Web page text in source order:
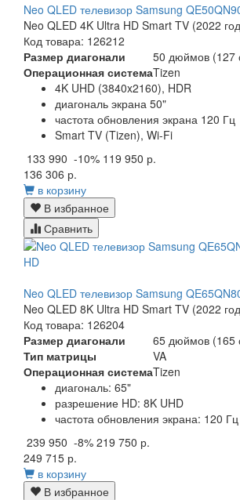
Neo QLED телевизор Samsung
Neo QLED 4K Ultra HD Smart TV (2022
Код товара: 126212
Размер диагонали
50 дюймов (127
Операционная системаTizen
4K UHD (3840x2160), HDR
диагональ экрана 50"
частота обновления экрана 120 Гц
Smart TV (Tizen), Wi-Fi
133 990 -10% 119 950 р.
136 306 р.
в корзину
В избранное
Сравнить
Neo QLED телевизор Samsung
Neo QLED 8K Ultra HD Smart TV (2022
Код товара: 126204
Размер диагонали
65 дюймов (165
Тип матрицы
VA
Операционная системаTizen
диагональ: 65"
разрешение HD: 8K UHD
частота обновления экрана: 120 Гц
239 950 -8% 219 750 р.
249 715 р.
в корзину
В избранное